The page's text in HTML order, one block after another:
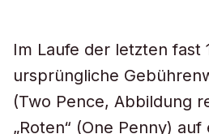
Im Laufe der letzten fast
ursprüngliche
(Two Pence, Abbildung
„Roten“ (One Penny)